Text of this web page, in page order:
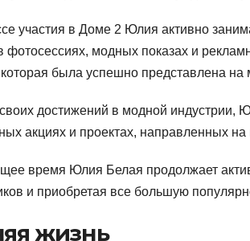
участия в Доме 2 Юлия активно
фотосессиях, модных показах и
была успешно представлена
достижений в модной индустрии,
акциях и проектах, направленных
время Юлия Белая продолжает
и приобретая все большую
жизнь